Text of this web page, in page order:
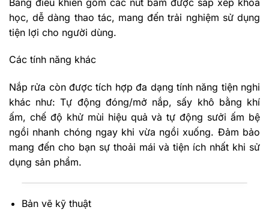
học, dễ dàng thao tác, mang đến trải nghiệm sử dụng
tiện lợi cho người dùng.
Các tính năng khác
Nắp rửa còn được tích hợp đa dạng tính năng tiện nghi
khác như: Tự động đóng/mở nắp, sấy khô bằng khí
ấm, chế độ khử mùi hiệu quả và tự động sưởi ấm bệ
ngồi nhanh chóng ngay khi vừa ngồi xuống. Đảm bảo
mang đến cho bạn sự thoải mái và tiện ích nhất khi sử
dụng sản phẩm.
Bản vẽ kỹ thuật